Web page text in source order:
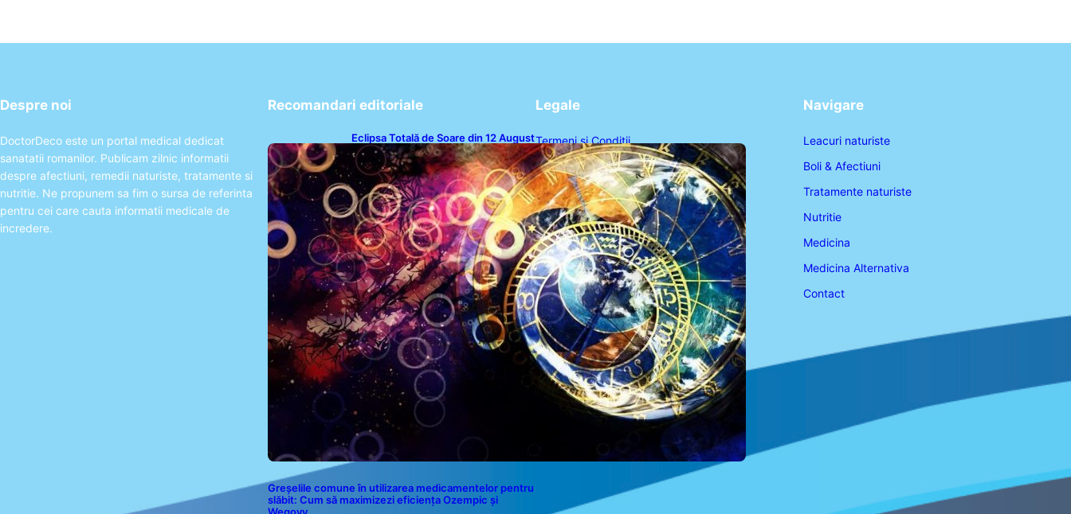
Despre noi
DoctorDeco este un portal medical dedicat
sanatatii romanilor. Publicam zilnic informatii
despre afectiuni, remedii naturiste, tratamente si
nutritie. Ne propunem sa fim o sursa de referinta
pentru cei care cauta informatii medicale de
incredere.
Recomandari editoriale
Eclipsa Totală de Soare din 12 August
2026: O Analiză a Impactului asupra
Trei Zodii și a Ciclului de 18 Ani
Greșelile comune în utilizarea medicamentelor pentru
slăbit: Cum să maximizezi eficiența Ozempic și
Legale
Termeni și Condiții
Politica de Confidențialitate
Politica de Cookies
Disclaimer
Contact
Navigare
Leacuri naturiste
Boli & Afectiuni
Tratamente naturiste
Nutritie
Medicina
Medicina Alternativa
Contact